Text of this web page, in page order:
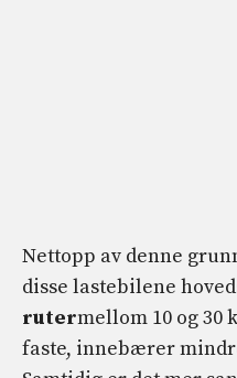
Nettopp av denne
disse lastebilene
rutermellom 10 og 30
faste, innebærer